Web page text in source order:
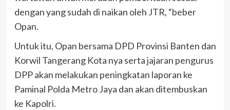
dengan yang sudah di naikan oleh JTR, “beber
Opan.
Untuk itu, Opan bersama DPD Provinsi Banten dan
Korwil Tangerang Kota nya serta jajaran pengurus
DPP akan melakukan peningkatan laporan ke
Paminal Polda Metro Jaya dan akan ditembuskan
ke Kapolri.